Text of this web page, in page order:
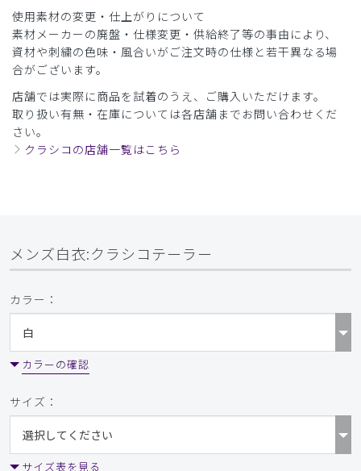
使用素材の変更・仕上がりについて
素材メーカーの廃盤・仕様変更・供給終了等の事由により、
資材や刺繍の色味・風合いがご注文時の仕様と若干異なる場
合がございます。
店舗では実際に商品を試着のうえ、ご購入いただけます。
取り扱い有無・在庫については各店舗までお問い合わせくだ
さい。
クラシコの店舗一覧はこちら
メンズ白衣:クラシコテーラー
カラー：
カラーの確認
サイズ：
サイズ表を見る